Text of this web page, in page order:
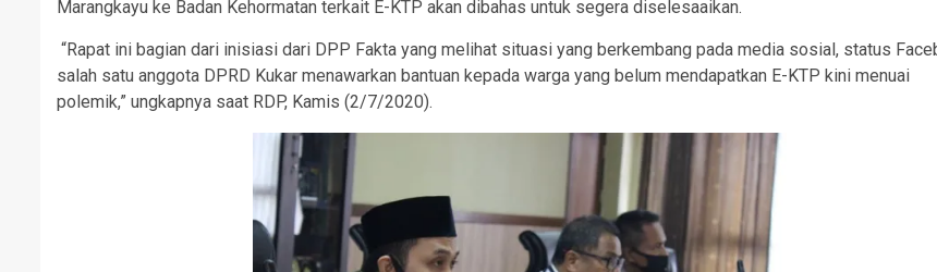
Marangkayu ke Badan Kehormatan terkait E-KTP akan dibahas untuk segera diselesaaikan.
“Rapat ini bagian dari inisiasi dari DPP Fakta yang melihat situasi yang berkembang pada media sosial, status
salah satu anggota DPRD Kukar menawarkan bantuan kepada warga yang belum mendapatkan E-KTP kini menuai
polemik,” ungkapnya saat RDP, Kamis (2/7/2020).